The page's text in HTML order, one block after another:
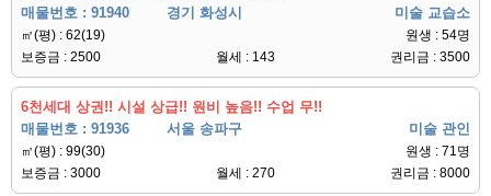
매물번호 : 91940
경기 화성시 미술 교습소
㎡(평) : 62(19)
원생 : 54명
보증금 : 2500
월세 : 143 권리금 : 3500
6천세대 상권!! 시설 상급!! 원비 높음!! 수업 무!!
매물번호 : 91936
서울 송파구 미술 관인
㎡(평) : 99(30)
원생 : 71명
보증금 : 3000
월세 : 270 권리금 : 8000